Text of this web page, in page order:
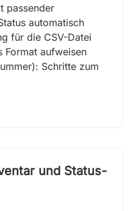
passender
automatisch
für die CSV-Datei
Format aufweisen
Schritte zum
und Status-